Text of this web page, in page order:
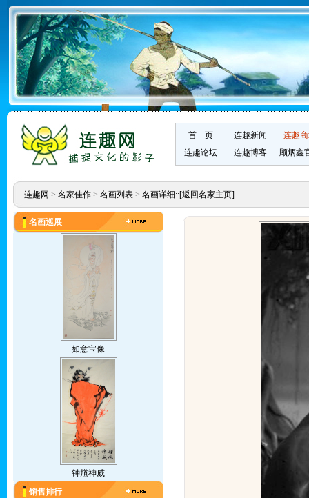
首 页 连趣新闻
连趣
连趣论坛
连趣博客 顾炳鑫
连趣网 > 名家佳作> 名画列表> 名画详细::[返回名家主页]
名画巡展
如意宝像
钟馗神威
销售排行